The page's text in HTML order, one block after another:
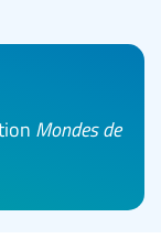
Mondes de